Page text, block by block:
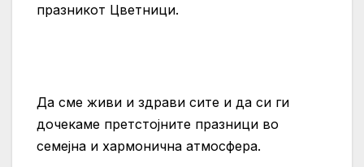
празникот Цветници.
Да сме живи и здрави сите и да си ги
дочекаме претстојните празници во
семејна и хармонична атмосфера.